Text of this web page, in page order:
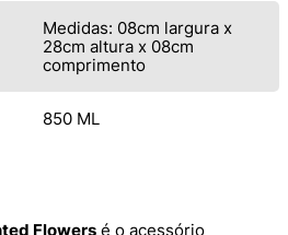
Medidas: 08cm largura x
28cm altura x 08cm
comprimento
850 ML
Flowers é o acessório